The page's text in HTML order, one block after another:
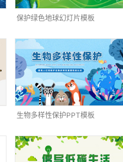
保护绿色地球幻灯片模板
生物多样性保护PPT模板